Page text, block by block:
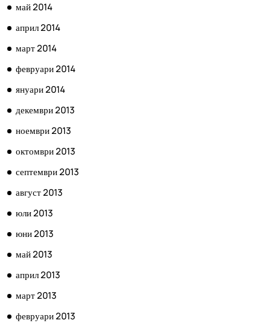
май 2014
април 2014
март 2014
февруари 2014
януари 2014
декември 2013
ноември 2013
октомври 2013
септември 2013
август 2013
юли 2013
юни 2013
май 2013
април 2013
март 2013
февруари 2013